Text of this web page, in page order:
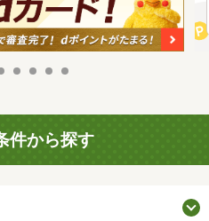
件から探す